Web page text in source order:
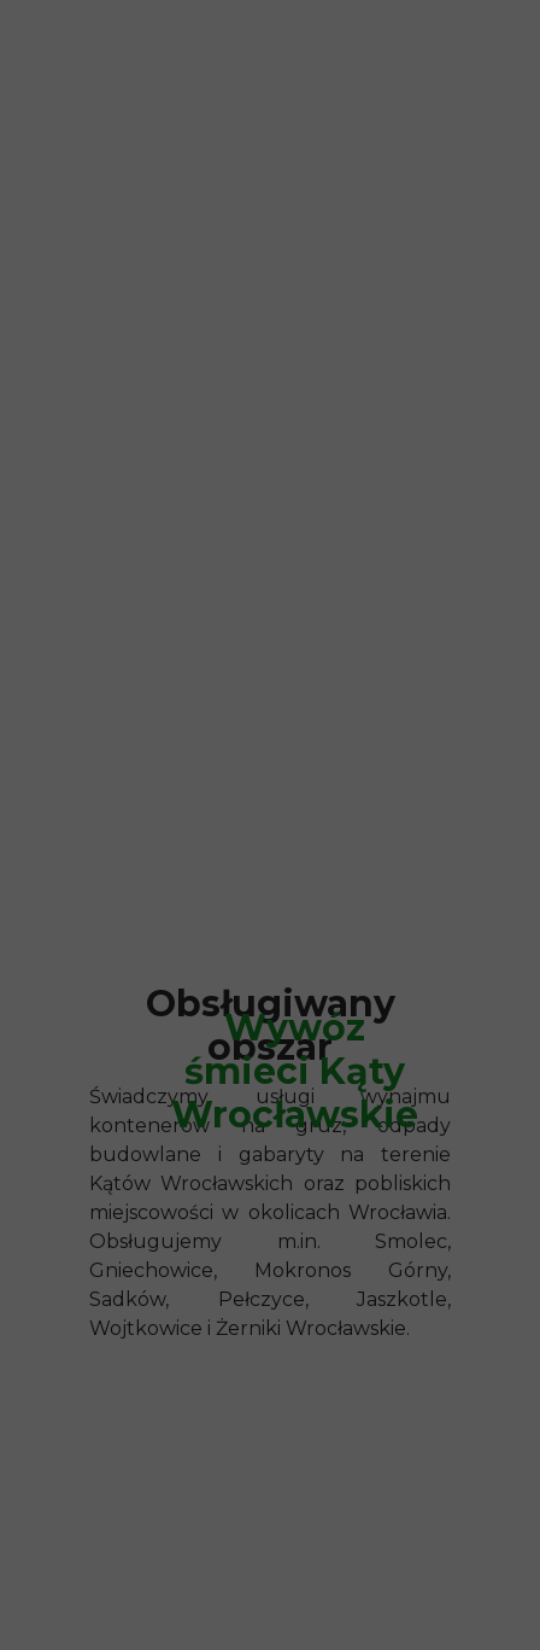
Wywóz
śmieci Kąty
Wrocławskie
Obsługiwany
obszar
Świadczymy usługi wynajmu
kontenerów na gruz, odpady
budowlane i gabaryty na terenie
Kątów Wrocławskich oraz pobliskich
miejscowości w okolicach Wrocławia.
Obsługujemy m.in. Smolec,
Gniechowice, Mokronos Górny,
Sadków, Pełczyce, Jaszkotle,
Wojtkowice i Żerniki Wrocławskie.